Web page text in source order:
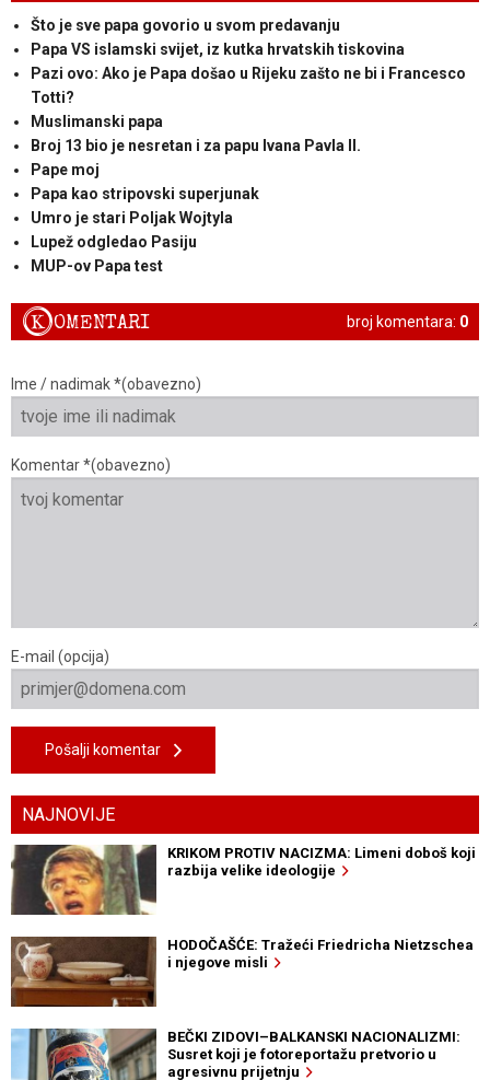
Što je sve papa govorio u svom predavanju
Papa VS islamski svijet, iz kutka hrvatskih tiskovina
Pazi ovo: Ako je Papa došao u Rijeku zašto ne bi i Francesco
Totti?
Muslimanski papa
Broj 13 bio je nesretan i za papu Ivana Pavla II.
Pape moj
Papa kao stripovski superjunak
Umro je stari Poljak Wojtyla
Lupež odgledao Pasiju
MUP-ov Papa test
broj komentara: 0
KOMENTARI
Ime / nadimak *(obavezno)
Komentar *(obavezno)
E-mail (opcija)
Pošalji komentar
NAJNOVIJE
KRIKOM PROTIV NACIZMA: Limeni doboš koji
razbija velike ideologije
HODOČAŠĆE: Tražeći Friedricha Nietzschea
i njegove misli
BEČKI ZIDOVI–BALKANSKI NACIONALIZMI:
Susret koji je fotoreportažu pretvorio u
agresivnu prijetnju